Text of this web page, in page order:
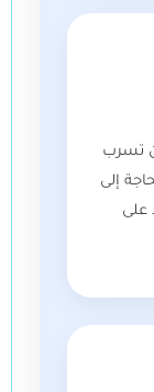
تسرب
إلى
على